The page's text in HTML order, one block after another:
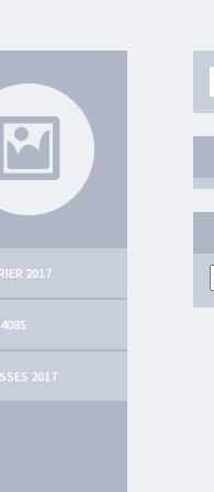
2017
2017